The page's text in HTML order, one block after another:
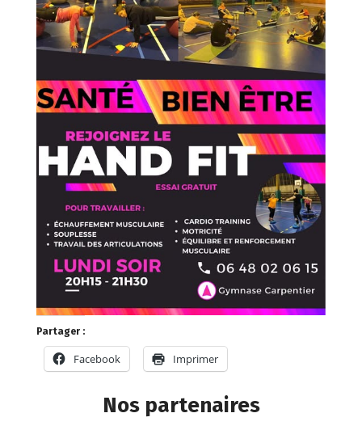
Partager :
Facebook Imprimer
Nos partenaires